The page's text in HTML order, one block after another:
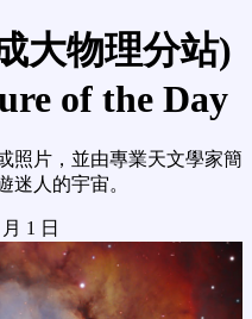
大物理分站)
of the Day
照片，並由專業天文學家簡
迷人的宇宙。
1 日